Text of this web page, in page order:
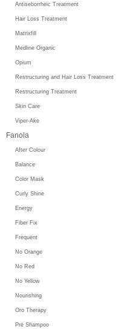
Antiseborrheic Treatment
Hair Loss Treatment
Matrixfill
Medline Organic
Opium
Restructuring and Hair Loss Treatment
Restructuring Treatment
Skin Care
Viper-Ake
Fanola
After Colour
Balance
Color Mask
Curly Shine
Energy
Fiber Fix
Frequent
No Orange
No Red
No Yellow
Nourishing
Oro Therapy
Pre Shampoo